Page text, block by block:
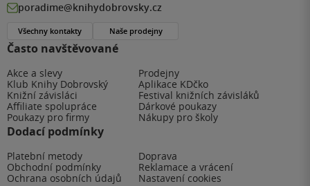
Často navštěvované
Akce a slevy
Prodejny
Klub Knihy Dobrovský
Aplikace KDčko
Knižní závisláci
Festival knižních závisláků
Affiliate spolupráce
Dárkové poukazy
Poukazy pro firmy
Nákupy pro školy
Dodací podmínky
Platební metody
Doprava
Obchodní podmínky
Reklamace a vrácení
Ochrana osobních údajů
Nastavení cookies
poradime@knihydobrovsky.cz
Všechny kontakty Naše prodejny